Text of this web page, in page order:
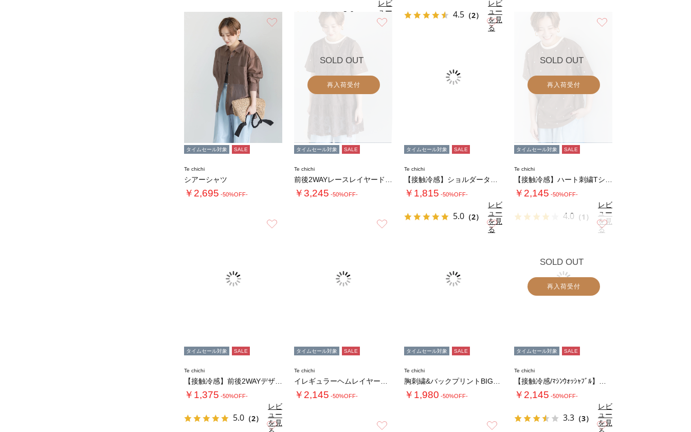
3.0
レビ
ュー
を見
る
4.5 （2）
レビ
ュー
を見
る
タイムセール対象 SALE
Te chichi
シアーシャツ
￥2,695 -50%OFF-
お気に入り
SOLD OUT
再入荷受付
タイムセール対象 SALE
Te chichi
￥3,245 -50%OFF-
お気に入り
タイムセール対象 SALE
Te chichi
￥1,815 -50%OFF-
5.0 （2）
レビ
ュー
を見
る
SOLD OUT
再入荷受付
タイムセール対象 SALE
Te chichi
￥2,145 -50%OFF-
4.0 （1）
レビ
ュー
を見
る
タイムセール対象 SALE
Te chichi
￥1,375 -50%OFF-
5.0 （2）
レビ
ュー
を見
お気に入り
タイムセール対象 SALE
Te chichi
￥2,145 -50%OFF-
お気に入り
タイムセール対象 SALE
Te chichi
￥1,980 -50%OFF-
お気に入り
SOLD OUT
再入荷受付
タイムセール対象 SALE
Te chichi
￥2,145 -50%OFF-
3.3 （3）
レビ
ュー
を見
お気に入り お気に入り お気に入り